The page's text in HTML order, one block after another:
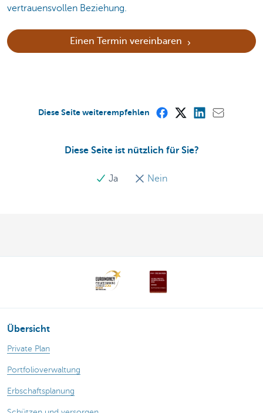
vertrauensvollen Beziehung.
Einen Termin vereinbaren
Diese Seite ist nützlich für Sie?
Ja Nein
Diese Seite weiterempfehlen
Übersicht
Private Plan
Portfolioverwaltung
Erbschaftsplanung